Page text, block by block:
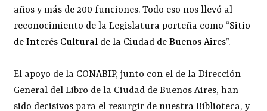
años y más de 200 funciones. Todo eso nos llevó al
reconocimiento de la Legislatura porteña como “Sitio
de Interés Cultural de la Ciudad de Buenos Aires”.
El apoyo de la CONABIP, junto con el de la Dirección
General del Libro de la Ciudad de Buenos Aires, han
sido decisivos para el resurgir de nuestra Biblioteca, y